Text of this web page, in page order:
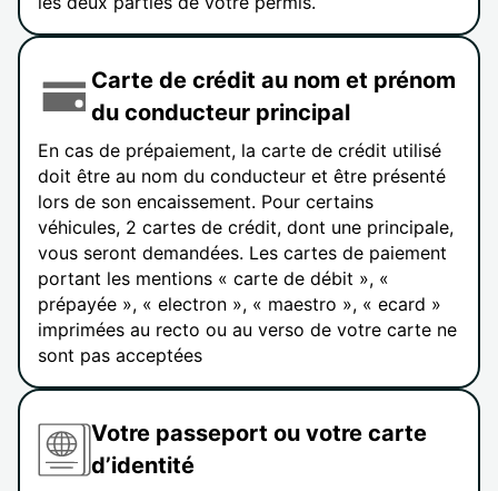
Carte de crédit au nom et prénom
du conducteur principal
En cas de prépaiement, la carte de crédit utilisé
doit être au nom du conducteur et être présenté
lors de son encaissement. Pour certains
véhicules, 2 cartes de crédit, dont une principale,
vous seront demandées. Les cartes de paiement
portant les mentions « carte de débit », «
prépayée », « electron », « maestro », « ecard »
imprimées au recto ou au verso de votre carte ne
sont pas acceptées
Votre passeport ou votre carte
d’identité